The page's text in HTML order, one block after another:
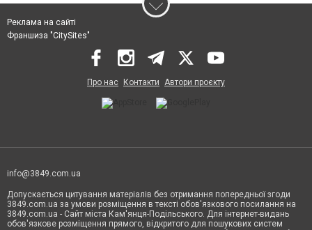
Реклама на сайті
Франшиза "CitySites"
Про нас Контакти Автори проєкту
info@3849.com.ua
Допускається цитування матеріалів без отримання попередньої згоди
3849.com.ua за умови розміщення в тексті обов'язкового посилання на
3849.com.ua - Сайт міста Кам'янця-Подільського. Для інтернет-видань
обов'язкове розміщення прямого, відкритого для пошукових систем